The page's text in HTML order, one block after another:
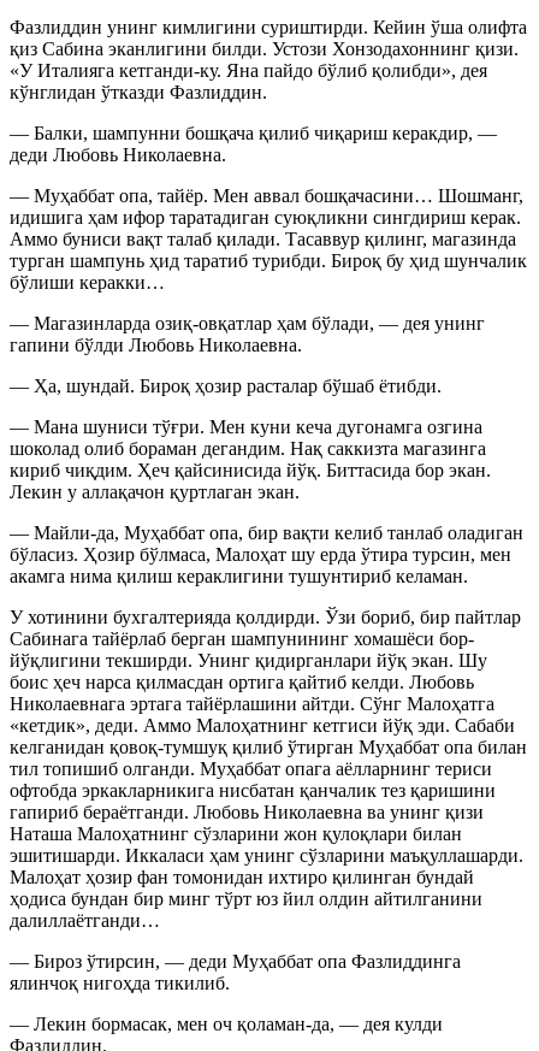
Фазлиддин унинг кимлигини суриштирди. Кейин ўша олифта
қиз Сабина эканлигини билди. Устози Хонзодахоннинг қизи.
«У Италияга кетганди-ку. Яна пайдо бўлиб қолибди», дея
кўнглидан ўтказди Фазлиддин.
— Балки, шампунни бошқача қилиб чиқариш керакдир, —
деди Любовь Николаевна.
— Муҳаббат опа, тайёр. Мен аввал бошқачасини… Шошманг,
идишига ҳам ифор таратадиган суюқликни сингдириш керак.
Аммо буниси вақт талаб қилади. Тасаввур қилинг, магазинда
турган шампунь ҳид таратиб турибди. Бироқ бу ҳид шунчалик
бўлиши керакки…
— Магазинларда озиқ-овқатлар ҳам бўлади, — дея унинг
гапини бўлди Любовь Николаевна.
— Ҳа, шундай. Бироқ ҳозир расталар бўшаб ётибди.
— Мана шуниси тўғри. Мен куни кеча дугонамга озгина
шоколад олиб бораман дегандим. Нақ саккизта магазинга
кириб чиқдим. Ҳеч қайсинисида йўқ. Биттасида бор экан.
Лекин у аллақачон қуртлаган экан.
— Майли-да, Муҳаббат опа, бир вақти келиб танлаб оладиган
бўласиз. Ҳозир бўлмаса, Малоҳат шу ерда ўтира турсин, мен
акамга нима қилиш кераклигини тушунтириб келаман.
У хотинини бухгалтерияда қолдирди. Ўзи бориб, бир пайтлар
Сабинага тайёрлаб берган шампунининг хомашёси бор-
йўқлигини текширди. Унинг қидирганлари йўқ экан. Шу
боис ҳеч нарса қилмасдан ортига қайтиб келди. Любовь
Николаевнага эртага тайёрлашини айтди. Сўнг Малоҳатга
«кетдик», деди. Аммо Малоҳатнинг кетгиси йўқ эди. Сабаби
келганидан қовоқ-тумшуқ қилиб ўтирган Муҳаббат опа билан
тил топишиб олганди. Муҳаббат опага аёлларнинг териси
офтобда эркакларникига нисбатан қанчалик тез қаришини
гапириб бераётганди. Любовь Николаевна ва унинг қизи
Наташа Малоҳатнинг сўзларини жон қулоқлари билан
эшитишарди. Иккаласи ҳам унинг сўзларини маъқуллашарди.
Малоҳат ҳозир фан томонидан ихтиро қилинган бундай
ҳодиса бундан бир минг тўрт юз йил олдин айтилганини
далиллаётганди…
— Бироз ўтирсин, — деди Муҳаббат опа Фазлиддинга
ялинчоқ нигоҳда тикилиб.
— Лекин бормасак, мен оч қоламан-да, — дея кулди
Фазлиддин.